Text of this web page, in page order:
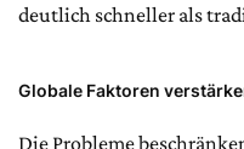
deutlich schneller als
Globale Faktoren
Die Probleme